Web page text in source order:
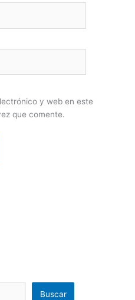
y web en este
que comente.
Buscar